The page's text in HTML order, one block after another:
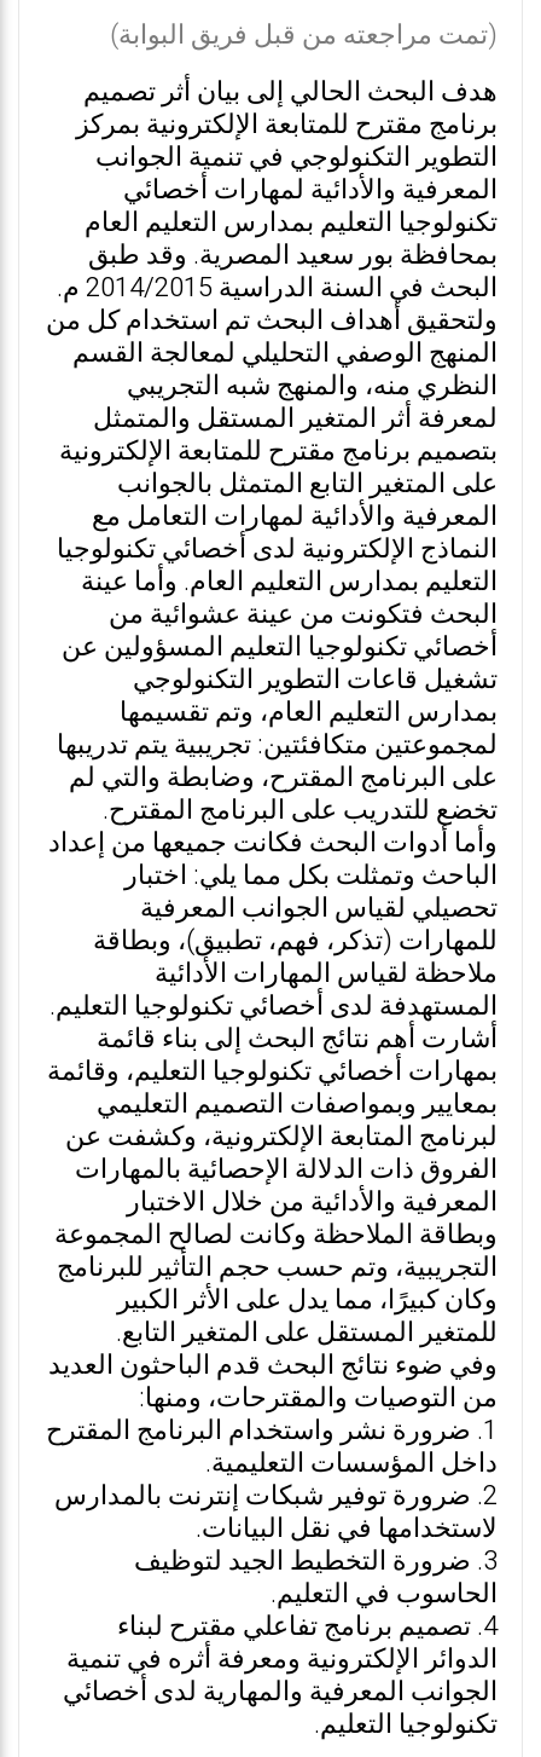
(تمت مراجعته من قبل فريق البوابة)
هدف البحث الحالي إلى بيان أثر تصميم
برنامج مقترح للمتابعة الإلكترونية بمركز
التطوير التكنولوجي في تنمية الجوانب
المعرفية والأدائية لمهارات أخصائي
تكنولوجيا التعليم بمدارس التعليم العام
بمحافظة بور سعيد المصرية. وقد طبق
البحث في السنة الدراسية 2014/2015 م.
ولتحقيق أهداف البحث تم استخدام كل من
المنهج الوصفي التحليلي لمعالجة القسم
النظري منه، والمنهج شبه التجريبي
لمعرفة أثر المتغير المستقل والمتمثل
بتصميم برنامج مقترح للمتابعة الإلكترونية
على المتغير التابع المتمثل بالجوانب
المعرفية والأدائية لمهارات التعامل مع
النماذج الإلكترونية لدى أخصائي تكنولوجيا
التعليم بمدارس التعليم العام. وأما عينة
البحث فتكونت من عينة عشوائية من
أخصائي تكنولوجيا التعليم المسؤولين عن
تشغيل قاعات التطوير التكنولوجي
بمدارس التعليم العام، وتم تقسيمها
لمجموعتين متكافئتين: تجريبية يتم تدريبها
على البرنامج المقترح، وضابطة والتي لم
تخضع للتدريب على البرنامج المقترح.
وأما أدوات البحث فكانت جميعها من إعداد
الباحث وتمثلت بكل مما يلي: اختبار
تحصيلي لقياس الجوانب المعرفية
للمهارات (تذكر، فهم، تطبيق)، وبطاقة
ملاحظة لقياس المهارات الأدائية
المستهدفة لدى أخصائي تكنولوجيا التعليم.
أشارت أهم نتائج البحث إلى بناء قائمة
بمهارات أخصائي تكنولوجيا التعليم، وقائمة
بمعايير وبمواصفات التصميم التعليمي
لبرنامج المتابعة الإلكترونية، وكشفت عن
الفروق ذات الدلالة الإحصائية بالمهارات
المعرفية والأدائية من خلال الاختبار
وبطاقة الملاحظة وكانت لصالح المجموعة
التجريبية، وتم حسب حجم التأثير للبرنامج
وكان كبيرًا، مما يدل على الأثر الكبير
للمتغير المستقل على المتغير التابع.
وفي ضوء نتائج البحث قدم الباحثون العديد
من التوصيات والمقترحات، ومنها:
1. ضرورة نشر واستخدام البرنامج المقترح
داخل المؤسسات التعليمية.
2. ضرورة توفير شبكات إنترنت بالمدارس
لاستخدامها في نقل البيانات.
3. ضرورة التخطيط الجيد لتوظيف
الحاسوب في التعليم.
4. تصميم برنامج تفاعلي مقترح لبناء
الدوائر الإلكترونية ومعرفة أثره في تنمية
الجوانب المعرفية والمهارية لدى أخصائي
تكنولوجيا التعليم.